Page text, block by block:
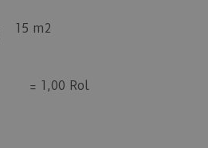
15 m2
= 1,00 Rol